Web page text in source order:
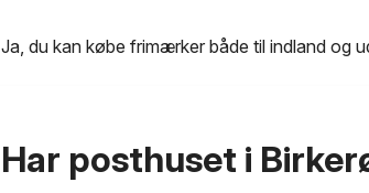
Ja, du kan købe frimærker både til indland og
Har posthuset i